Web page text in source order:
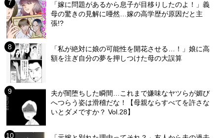
「嫁に問題があるから息子が目移りしたのよ！」義
母の驚きの見解に唖然…嫁の高学歴が原因だと主
張!?
「私が絶対に娘の可能性を開花させる…！」娘に高
額を注ぎ自分の夢を押しつけた母の大誤算
夫が闇堕ちした瞬間…これまで嫌味なヤツらが媚び
へつらう姿は滑稽だな！【母親ならすべてを許さな
いとダメですか？ Vol.28】